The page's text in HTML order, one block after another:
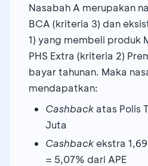
s.d. <
50
Juta
≥ 50
Juta
s.d. <
Juta
1
Eksisting
terpilih
2
Nasabah
yang
Polis baru
Nasabah
Nasabah A merupakan
BCA (kriteria 3) dan
1) yang membeli produk
PHS Extra (kriteria 2)
bayar tahunan. Maka
mendapatkan:
Cashback atas Polis
Juta
Cashback ekstra
= 5,07% dari APE